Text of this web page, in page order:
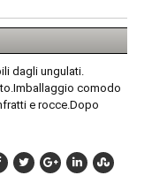
dagli ungulati.
comodo
e rocce.Dopo